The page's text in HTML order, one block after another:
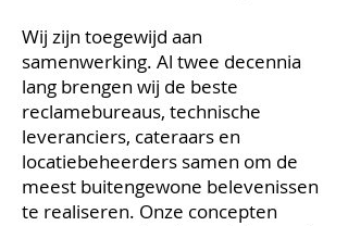
Wij zijn toegewijd aan
samenwerking. Al twee decennia
lang brengen wij de beste
reclamebureaus, technische
leveranciers, cateraars en
locatiebeheerders samen om de
meest buitengewone belevenissen
te realiseren. Onze concepten